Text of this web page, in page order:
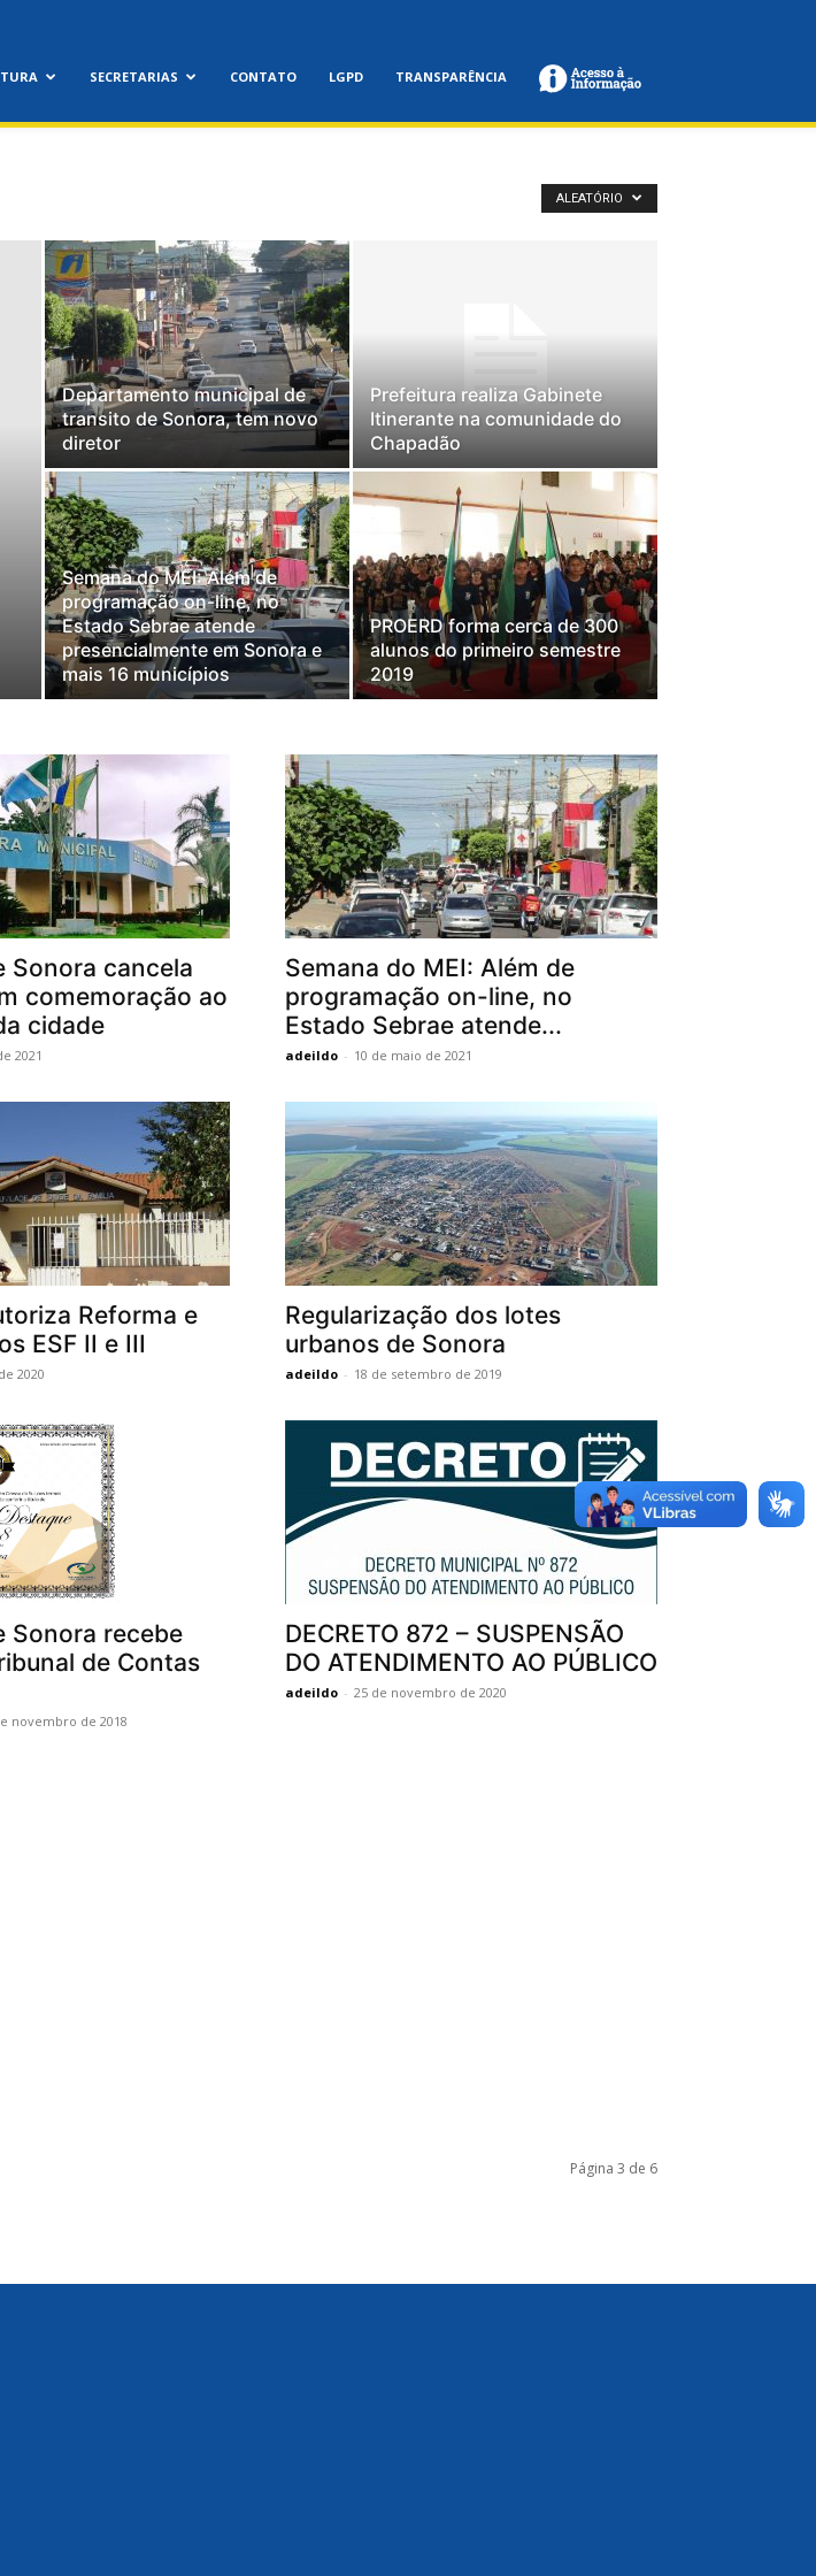
SECRETARIAS CONTATO LGPD TRANSPARÊNCIA
ALEATÓRIO
Departamento municipal de
transito de Sonora, tem novo
diretor
Prefeitura realiza Gabinete
Itinerante na comunidade do
Chapadão
Semana do MEI: Além de
programação on-line, no
Estado Sebrae atende
presencialmente em Sonora e
mais 16 municípios
PROERD forma cerca de 300
alunos do primeiro semestre
2019
Sonora cancela
comemoração ao
cidade
2021
Semana do MEI: Além de
programação on-line, no
Estado Sebrae atende...
adeildo - 10 de maio de 2021
Reforma e
ESF II e III
2020
Regularização dos lotes
urbanos de Sonora
adeildo - 18 de setembro de 2019
Sonora recebe
de Contas
novembro de 2018
DECRETO 872 – SUSPENSÃO
DO ATENDIMENTO AO PÚBLICO
adeildo - 25 de novembro de 2020
Página 3 de 6